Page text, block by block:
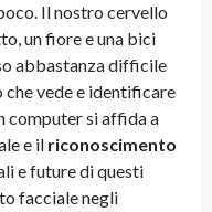
Il nostro cervello
un fiore e una bici
abbastanza difficile
che vede e identificare
computer si affida a
e il riconoscimento
e future di questi
facciale negli